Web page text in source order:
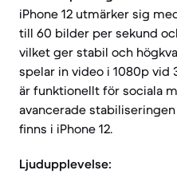
iPhone 12 utmärker sig
till 60 bilder per sekund
vilket ger stabil och
spelar in video i 1080p
är funktionellt för sociala
avancerade
finns i iPhone 12.
Ljudupplevelse: